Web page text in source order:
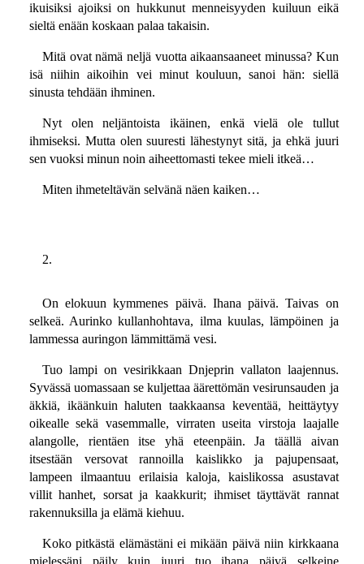
ikuisiksi ajoiksi on hukkunut menneisyyden kuiluun eikä
sieltä enään koskaan palaa takaisin.
Mitä ovat nämä neljä vuotta aikaansaaneet minussa? Kun
isä niihin aikoihin vei minut kouluun, sanoi hän: siellä
sinusta tehdään ihminen.
Nyt olen neljäntoista ikäinen, enkä vielä ole tullut
ihmiseksi. Mutta olen suuresti lähestynyt sitä, ja ehkä juuri
sen vuoksi minun noin aiheettomasti tekee mieli itkeä…
Miten ihmeteltävän selvänä näen kaiken…
2.
On elokuun kymmenes päivä. Ihana päivä. Taivas on
selkeä. Aurinko kullanhohtava, ilma kuulas, lämpöinen ja
lammessa auringon lämmittämä vesi.
Tuo lampi on vesirikkaan Dnjeprin vallaton laajennus.
Syvässä uomassaan se kuljettaa äärettömän vesirunsauden ja
äkkiä, ikäänkuin haluten taakkaansa keventää, heittäytyy
oikealle sekä vasemmalle, virraten useita virstoja laajalle
alangolle, rientäen itse yhä eteenpäin. Ja täällä aivan
itsestään versovat rannoilla kaislikko ja pajupensaat,
lampeen ilmaantuu erilaisia kaloja, kaislikossa asustavat
villit hanhet, sorsat ja kaakkurit; ihmiset täyttävät rannat
rakennuksilla ja elämä kiehuu.
Koko pitkästä elämästäni ei mikään päivä niin kirkkaana